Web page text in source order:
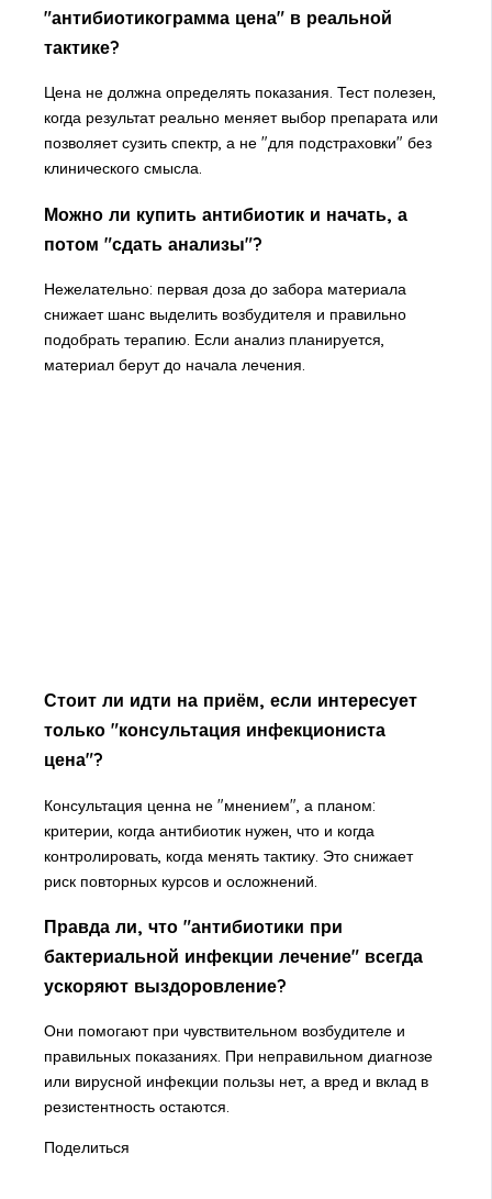
"антибиотикограмма цена" в реальной
тактике?
Цена не должна определять показания. Тест полезен,
когда результат реально меняет выбор препарата или
позволяет сузить спектр, а не "для подстраховки" без
клинического смысла.
Можно ли купить антибиотик и начать, а
потом "сдать анализы"?
Нежелательно: первая доза до забора материала
снижает шанс выделить возбудителя и правильно
подобрать терапию. Если анализ планируется,
материал берут до начала лечения.
Стоит ли идти на приём, если интересует
только "консультация инфекциониста
цена"?
Консультация ценна не "мнением", а планом:
критерии, когда антибиотик нужен, что и когда
контролировать, когда менять тактику. Это снижает
риск повторных курсов и осложнений.
Правда ли, что "антибиотики при
бактериальной инфекции лечение" всегда
ускоряют выздоровление?
Они помогают при чувствительном возбудителе и
правильных показаниях. При неправильном диагнозе
или вирусной инфекции пользы нет, а вред и вклад в
резистентность остаются.
Поделиться